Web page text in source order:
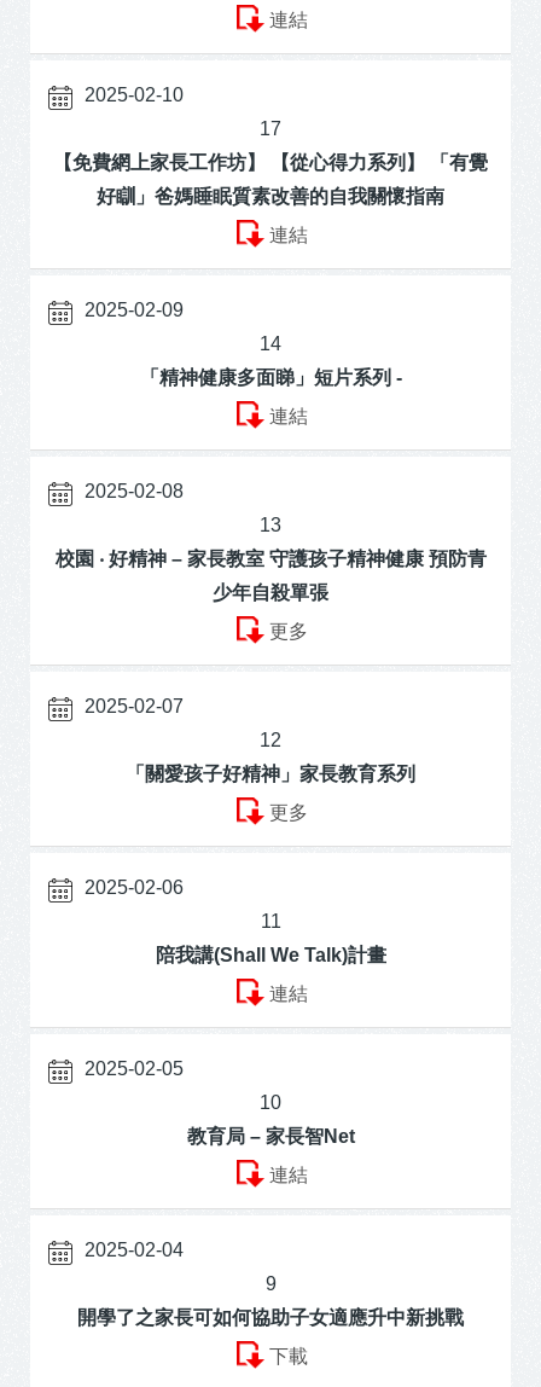
連結
2025-02-10
17
【免費網上家長工作坊】 【從心得力系列】 「有覺
好瞓」爸媽睡眠質素改善的自我關懷指南
連結
2025-02-09
14
「精神健康多面睇」短片系列 -
連結
2025-02-08
13
校園 ‧ 好精神 – 家長教室 守護孩子精神健康 預防青
少年自殺單張
更多
2025-02-07
12
「關愛孩子好精神」家長教育系列
更多
2025-02-06
11
陪我講(Shall We Talk)計畫
連結
2025-02-05
10
教育局 – 家長智Net
連結
2025-02-04
9
開學了之家長可如何協助子女適應升中新挑戰
下載